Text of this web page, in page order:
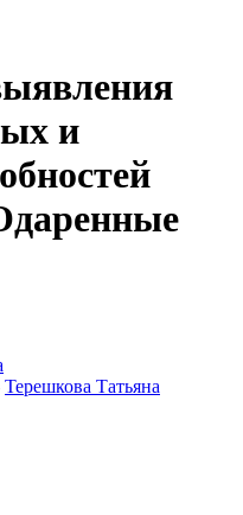
и
Терешкова Татьяна